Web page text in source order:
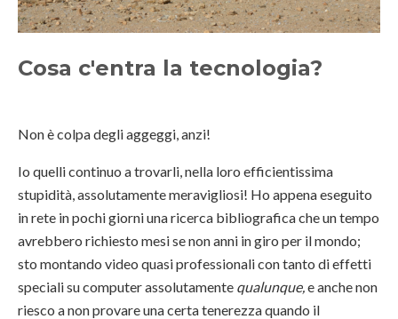
Cosa c'entra la tecnologia?
Non è colpa degli aggeggi, anzi!
Io quelli continuo a trovarli, nella loro efficientissima
stupidità, assolutamente meravigliosi! Ho appena eseguito
in rete in pochi giorni una ricerca bibliografica che un tempo
avrebbero richiesto mesi se non anni in giro per il mondo;
sto montando video quasi professionali con tanto di effetti
speciali su computer assolutamente qualunque,e anche non
riesco a non provare una certa tenerezza quando il